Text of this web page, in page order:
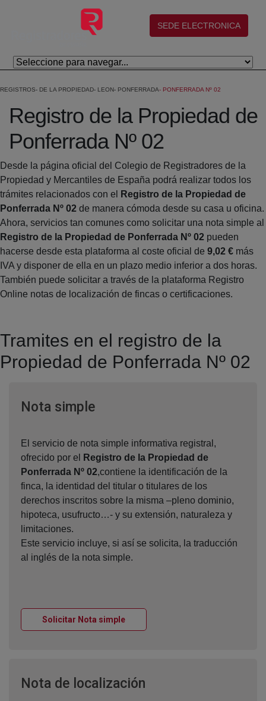
Saltar al contenido principal
(abre en nueva ventana)
SEDE ELECTRONICA
REGISTROS DE LA PROPIEDAD LEON PONFERRADA PONFERRADA Nº 02
Registro de la Propiedad de
Ponferrada Nº 02
Desde la página oficial del Colegio de Registradores de la
Propiedad y Mercantiles de España podrá realizar todos los
trámites relacionados con el
Registro de la Propiedad de
Ponferrada Nº 02 de manera cómoda desde su casa u oficina.
Ahora, servicios tan comunes como solicitar una nota simple al
Registro de la Propiedad de Ponferrada Nº 02 pueden
hacerse desde esta plataforma al coste oficial de 9,02 € más
IVA y disponer de ella en un plazo medio inferior a dos horas.
También puede solicitar a través de la plataforma Registro
Online notas de localización de fincas o certificaciones.
Tramites en el registro de la
Propiedad de Ponferrada Nº 02
Nota simpleVentana nueva
El servicio de nota simple informativa registral,
ofrecido por el
Registro de la Propiedad de
Ponferrada Nº 02,contiene la identificación de la
finca, la identidad del titular o titulares de los
derechos inscritos sobre la misma –pleno dominio,
hipoteca, usufructo…- y su extensión, naturaleza y
limitaciones.
Este servicio incluye, si así se solicita, la traducción
al inglés de la nota simple.
Solicitar Nota simpleVentana nueva
Nota de localización